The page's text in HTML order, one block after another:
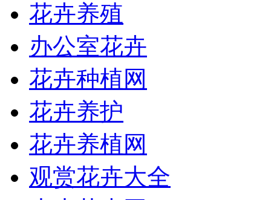
花卉养殖
办公室花卉
花卉种植网
花卉养护
花卉养植网
观赏花卉大全